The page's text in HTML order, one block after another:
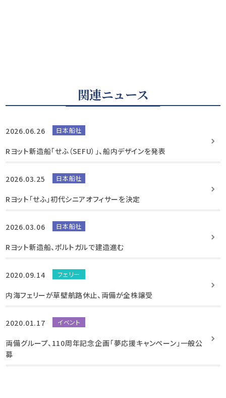
関連ニュース
2026.06.26 日本船社
Rヨット新造船「せふ（SEFU）」、船内デザインを発表
2026.03.25 日本船社
Rヨット「せふ」初代シニアオフィサーを決定
2026.03.06 日本船社
Rヨット新造船、ポルトガルで建造進む
2020.09.14 フェリー
内海フェリーが草壁航路休止、両備が全株譲受
2020.01.17 イベント
両備グループ、110周年記念企画「夢応援キャンペーン」一般公
募